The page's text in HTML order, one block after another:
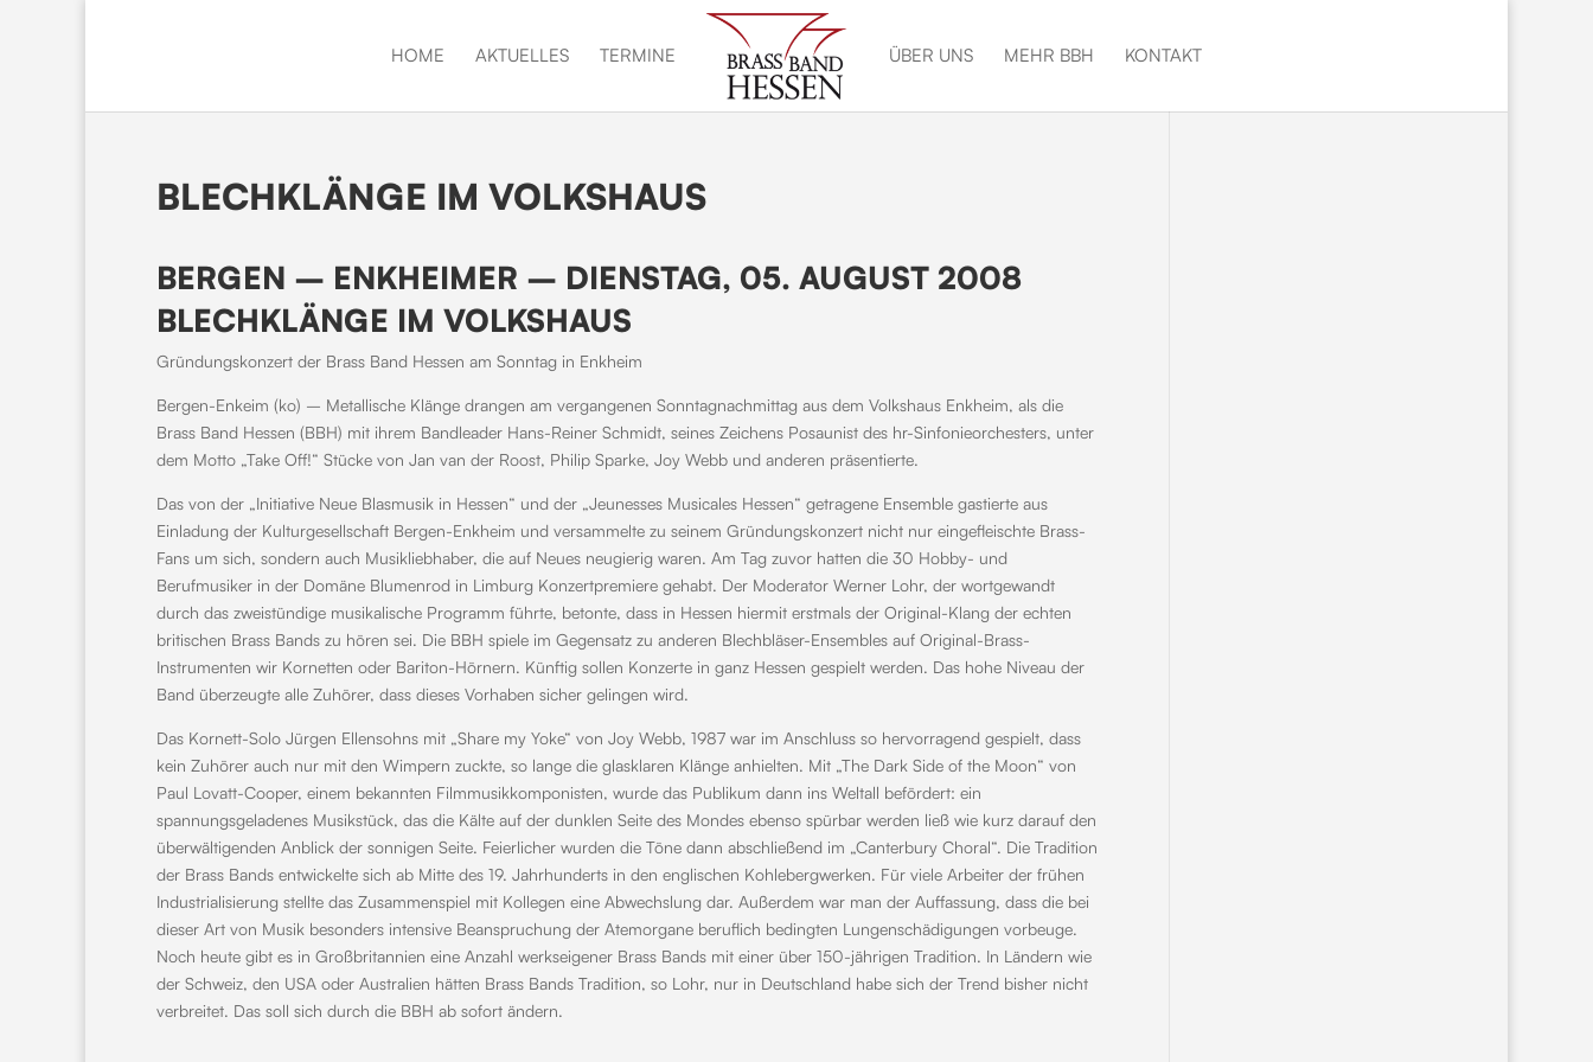
HOME AKTUELLES TERMINE ÜBER UNS MEHR BBH KONTAKT
BLECHKLÄNGE IM VOLKSHAUS
BERGEN – ENKHEIMER – DIENSTAG, 05. AUGUST 2008
BLECHKLÄNGE IM VOLKSHAUS
Gründungskonzert der Brass Band Hessen am Sonntag in Enkheim
Bergen-Enkeim (ko) – Metallische Klänge drangen am vergangenen Sonntagnachmittag aus dem Volkshaus Enkheim, als die
Brass Band Hessen (BBH) mit ihrem Bandleader Hans-Reiner Schmidt, seines Zeichens Posaunist des hr-Sinfonieorchesters, unter
dem Motto „Take Off!“ Stücke von Jan van der Roost, Philip Sparke, Joy Webb und anderen präsentierte.
Das von der „Initiative Neue Blasmusik in Hessen“ und der „Jeunesses Musicales Hessen“ getragene Ensemble gastierte aus
Einladung der Kulturgesellschaft Bergen-Enkheim und versammelte zu seinem Gründungskonzert nicht nur eingefleischte Brass-
Fans um sich, sondern auch Musikliebhaber, die auf Neues neugierig waren. Am Tag zuvor hatten die 30 Hobby- und
Berufmusiker in der Domäne Blumenrod in Limburg Konzertpremiere gehabt. Der Moderator Werner Lohr, der wortgewandt
durch das zweistündige musikalische Programm führte, betonte, dass in Hessen hiermit erstmals der Original-Klang der echten
britischen Brass Bands zu hören sei. Die BBH spiele im Gegensatz zu anderen Blechbläser-Ensembles auf Original-Brass-
Instrumenten wir Kornetten oder Bariton-Hörnern. Künftig sollen Konzerte in ganz Hessen gespielt werden. Das hohe Niveau der
Band überzeugte alle Zuhörer, dass dieses Vorhaben sicher gelingen wird.
Das Kornett-Solo Jürgen Ellensohns mit „Share my Yoke“ von Joy Webb, 1987 war im Anschluss so hervorragend gespielt, dass
kein Zuhörer auch nur mit den Wimpern zuckte, so lange die glasklaren Klänge anhielten. Mit „The Dark Side of the Moon“ von
Paul Lovatt-Cooper, einem bekannten Filmmusikkomponisten, wurde das Publikum dann ins Weltall befördert: ein
spannungsgeladenes Musikstück, das die Kälte auf der dunklen Seite des Mondes ebenso spürbar werden ließ wie kurz darauf den
überwältigenden Anblick der sonnigen Seite. Feierlicher wurden die Töne dann abschließend im „Canterbury Choral“. Die Tradition
der Brass Bands entwickelte sich ab Mitte des 19. Jahrhunderts in den englischen Kohlebergwerken. Für viele Arbeiter der frühen
Industrialisierung stellte das Zusammenspiel mit Kollegen eine Abwechslung dar. Außerdem war man der Auffassung, dass die bei
dieser Art von Musik besonders intensive Beanspruchung der Atemorgane beruflich bedingten Lungenschädigungen vorbeuge.
Noch heute gibt es in Großbritannien eine Anzahl werkseigener Brass Bands mit einer über 150-jährigen Tradition. In Ländern wie
der Schweiz, den USA oder Australien hätten Brass Bands Tradition, so Lohr, nur in Deutschland habe sich der Trend bisher nicht
verbreitet. Das soll sich durch die BBH ab sofort ändern.